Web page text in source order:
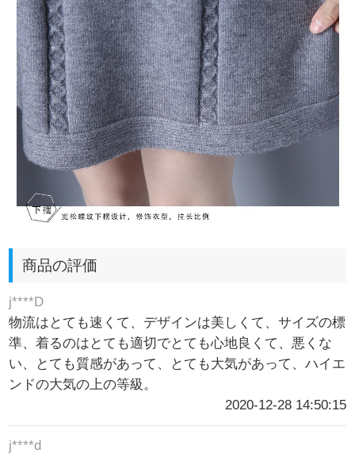
商品の評価
j****D
物流はとても速くて、デザインは美しくて、サイズの標
準、着るのはとても適切でとても心地良くて、悪くな
い、とても質感があって、とても大気があって、ハイエ
ンドの大気の上の等級。
2020-12-28 14:50:15
j****d